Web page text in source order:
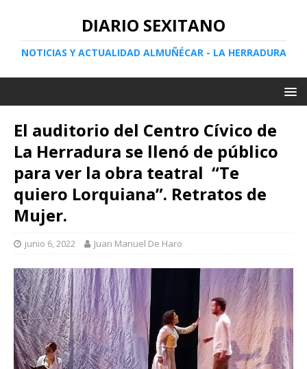
DIARIO SEXITANO
NOTICIAS Y ACTUALIDAD ALMUÑÉCAR - LA HERRADURA
El auditorio del Centro Cívico de
La Herradura se llenó de público
para ver la obra teatral “Te
quiero Lorquiana”. Retratos de
Mujer.
junio 6, 2022 Juan Manuel De Haro